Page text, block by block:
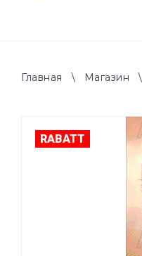
Главная \ Магазин \
RABATT